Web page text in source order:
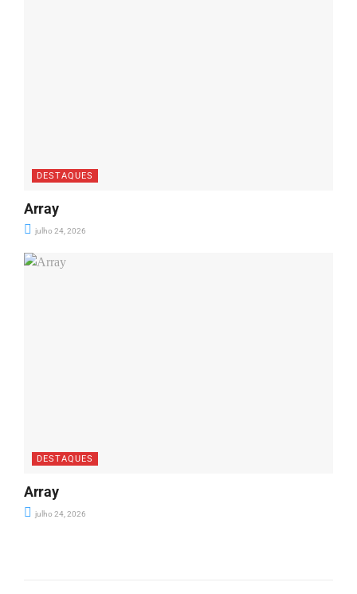
DESTAQUES
Array
julho 24, 2026
DESTAQUES
Array
julho 24, 2026